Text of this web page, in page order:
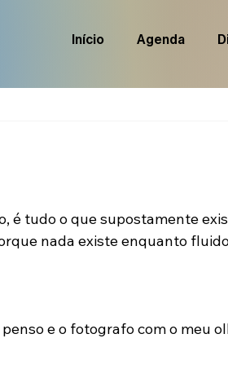
Início Agenda
é tudo o que supostamente
nada existe enquanto
e o fotografo com o meu